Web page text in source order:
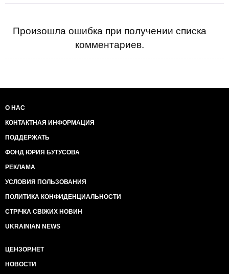
Произошла ошибка при получении списка
комментариев.
О НАС
КОНТАКТНАЯ ИНФОРМАЦИЯ
ПОДДЕРЖАТЬ
ФОНД ЮРИЯ БУТУСОВА
РЕКЛАМА
УСЛОВИЯ ПОЛЬЗОВАНИЯ
ПОЛИТИКА КОНФИДЕНЦИАЛЬНОСТИ
СТРІЧКА СВІЖИХ НОВИН
UKRAINIAN NEWS
ЦЕНЗОР.НЕТ
НОВОСТИ